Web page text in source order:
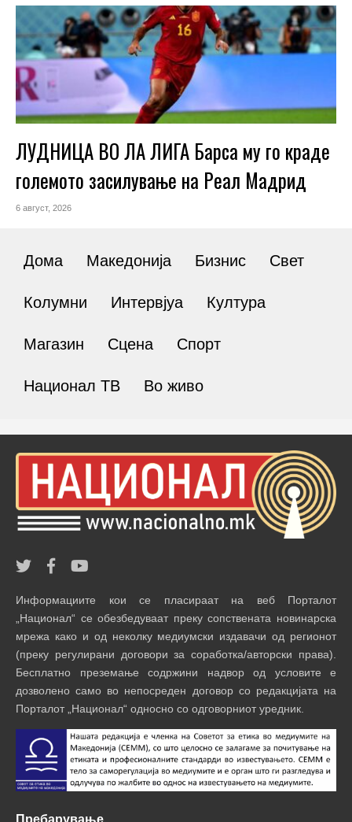
ЛУДНИЦА ВО ЛА ЛИГА Барса му го краде
големото засилување на Реал Мадрид
6 август, 2026
Дома Македонија Бизнис Свет
Колумни Интервјуа Култура
Магазин Сцена Спорт
Национал ТВ Во живо
Информациите кои се пласираат на веб Порталот
„Национал“ се обезбедуваат преку сопствената новинарска
мрежа како и од неколку медиумски издавачи од регионот
(преку регулирани договори за соработка/авторски права).
Бесплатно преземање содржини надвор од условите е
дозволено само во непосреден договор со редакцијата на
Порталот „Национал“ односно со одговорниот уредник.